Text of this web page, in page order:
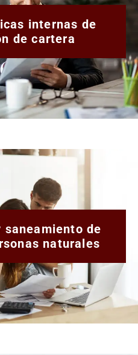
internas de
de cartera
de
naturales